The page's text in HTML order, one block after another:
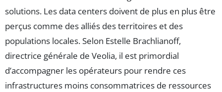
solutions. Les data centers doivent de plus en plus être
perçus comme des alliés des territoires et des
populations locales. Selon Estelle Brachlianoff,
directrice générale de Veolia, il est primordial
d’accompagner les opérateurs pour rendre ces
infrastructures moins consommatrices de ressources